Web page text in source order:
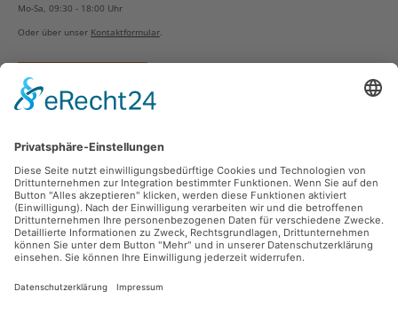
Mo-Sa, 09:30 - 18:00 Uhr
Oder über unser Kontaktformular.
Vertrag widerrufen
Zahlungsarten
Sicher Einkaufen
Ladengeschäft
Newsletter